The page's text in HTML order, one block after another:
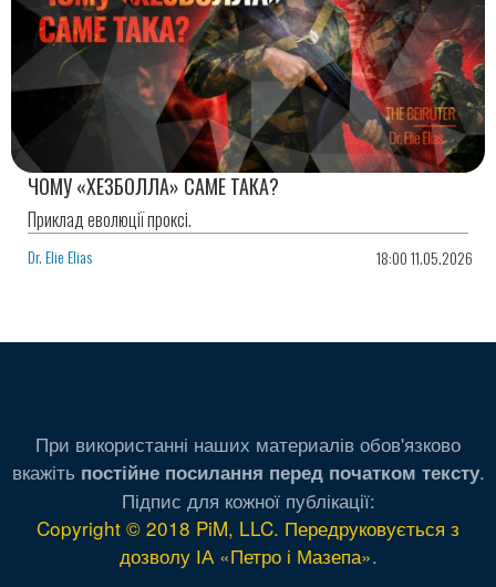
ЧОМУ «ХЕЗБОЛЛА» САМЕ ТАКА?
Приклад еволюції проксі.
Dr. Elie Elias 18:00 11.05.2026
При використанні наших материалів обов'язково
вкажіть постійне посилання перед початком тексту.
Підпис для кожної публікації:
Copyright © 2018 PiM, LLC. Передруковується з
дозволу ІА «Петро і Мазепа».